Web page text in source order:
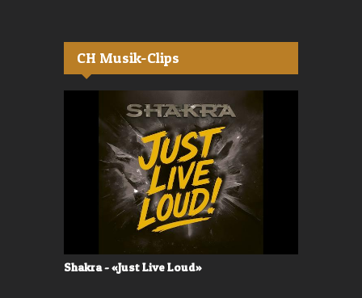
CH Musik-Clips
Shakra - «Just Live Loud»